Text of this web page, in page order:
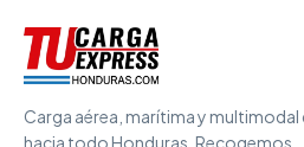
Carga aérea, marítima y multimodal
hacia todo Honduras. Recogemos,